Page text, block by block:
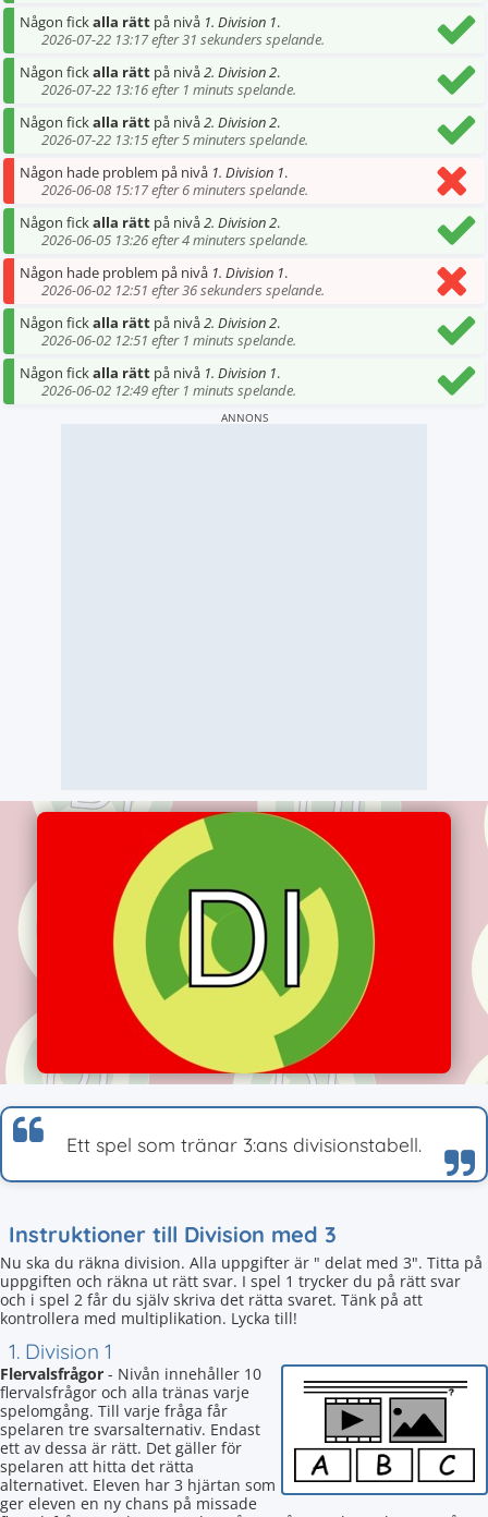
Någon fickalla rätt på nivå 1. Division 1.
2026-07-22 13:17 efter 31 sekunders spelande.
Någon fickalla rätt på nivå2. Division 2.
2026-07-22 13:16 efter 1 minuts spelande.
Någon fickalla rätt på nivå2. Division 2.
2026-07-22 13:15 efter 5 minuters spelande.
Någon hade problem på nivå 1. Division 1.
2026-06-08 15:17 efter 6 minuters spelande.
Någon fickalla rätt på nivå2. Division 2.
2026-06-05 13:26 efter 4 minuters spelande.
Någon hade problem på nivå 1. Division 1.
2026-06-02 12:51 efter 36 sekunders spelande.
Någon fickalla rätt på nivå2. Division 2.
2026-06-02 12:51 efter 1 minuts spelande.
Någon fickalla rätt på nivå 1. Division 1.
2026-06-02 12:49 efter 1 minuts spelande.
ANNONS
Ett spel som tränar 3:ans divisionstabell.
Instruktioner till Division med 3
Nu ska du räkna division. Alla uppgifter är " delat med 3". Titta på
uppgiften och räkna ut rätt svar. I spel 1 trycker du på rätt svar
och i spel 2 får du själv skriva det rätta svaret. Tänk på att
kontrollera med multiplikation. Lycka till!
1. Division 1
Flervalsfrågor - Nivån innehåller 10
flervalsfrågor och alla tränas varje
spelomgång. Till varje fråga får
spelaren tre svarsalternativ. Endast
ett av dessa är rätt. Det gäller för
spelaren att hitta det rätta
alternativet. Eleven har 3 hjärtan som
ger eleven en ny chans på missade